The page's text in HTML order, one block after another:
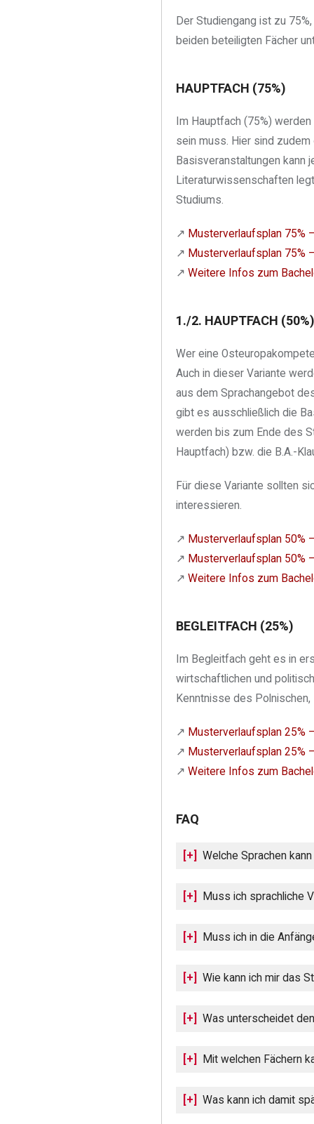
Der Studiengang ist zu
beiden beteiligten Fächer
HAUPTFACH (75%)
Im Hauptfach (75%)
sein muss. Hier sind
Basisveranstaltungen kann
Literaturwissenschaften
Studiums.
↗︎ Musterverlaufsplan 75%
↗︎ Musterverlaufsplan 75%
↗︎ Weitere Infos zum
1./2. HAUPTFACH (50%)
Wer eine
Auch in dieser Variante
aus dem Sprachangebot
gibt es ausschließlich die
werden bis zum Ende des
Hauptfach) bzw. die B.A.-
Für diese Variante sollten
interessieren.
↗︎ Musterverlaufsplan 50%
↗︎ Musterverlaufsplan 50%
↗︎ Weitere Infos zum
BEGLEITFACH (25%)
Im Begleitfach geht es in
wirtschaftlichen und
Kenntnisse des
↗︎ Musterverlaufsplan 25%
↗︎ Musterverlaufsplan 25%
↗︎ Weitere Infos zum
FAQ
Welche Sprachen
Muss ich sprachliche
Muss ich in die
Wie kann ich mir das
Was unterscheidet
Mit welchen Fächern
Was kann ich damit